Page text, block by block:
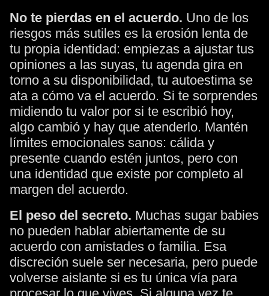
No te pierdas en el acuerdo. Uno de los
riesgos más sutiles es la erosión lenta de
tu propia identidad: empiezas a ajustar tus
opiniones a las suyas, tu agenda gira en
torno a su disponibilidad, tu autoestima se
ata a cómo va el acuerdo. Si te sorprendes
midiendo tu valor por si te escribió hoy,
algo cambió y hay que atenderlo. Mantén
límites emocionales sanos: cálida y
presente cuando estén juntos, pero con
una identidad que existe por completo al
margen del acuerdo.
El peso del secreto. Muchas sugar babies
no pueden hablar abiertamente de su
acuerdo con amistades o familia. Esa
discreción suele ser necesaria, pero puede
volverse aislante si es tu única vía para